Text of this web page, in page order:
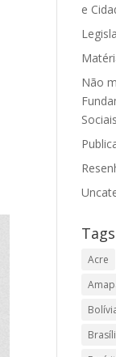
e
Não
Tags
Acre